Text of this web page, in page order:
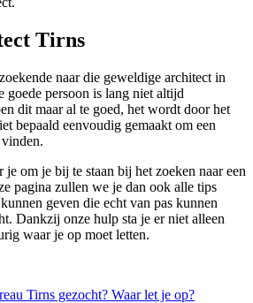
Tirns
naar die geweldige architect in
goede persoon is lang niet altijd
dit maar al te goed, het wordt door het
bepaald eenvoudig gemaakt om een
om je bij te staan bij het zoeken naar een
pagina zullen we je dan ook alle tips
geven die echt van pas kunnen
Dankzij onze hulp sta je er niet alleen
waar je op moet letten.
Tirns gezocht? Waar let je op?